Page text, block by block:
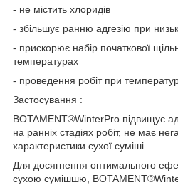
- не містить хлоридів
- збільшує ранню адгезію при
- прискорює набір початкової
температурах
- проведення робіт при
Застосування :
BOTAMENT®WinterPro підвищує
на ранніх стадіях робіт, не має
характеристики сухої суміші.
Для досягнення оптимального
сухою сумішшю, BOTAMENT®